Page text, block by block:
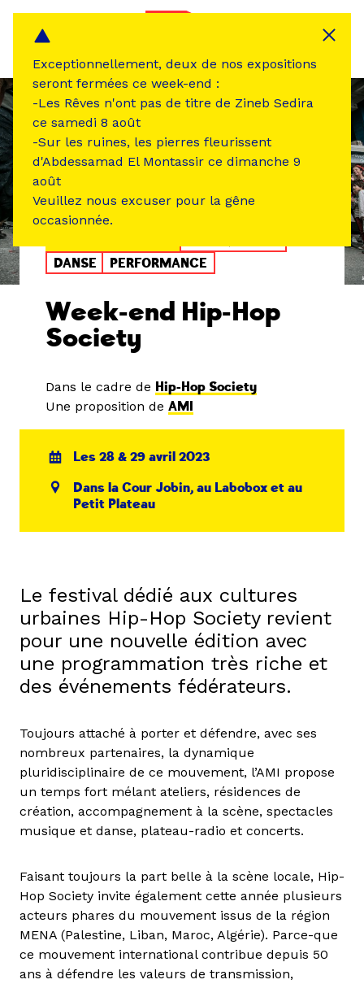
DANSE
PERFORMANCE
Week-end Hip-Hop
Society
Dans le cadre de Hip-Hop Society
Une proposition de AMI
Les 28 & 29 avril 2023
Dans la Cour Jobin, au Labobox et au
Petit Plateau
Le festival dédié aux cultures
urbaines Hip-Hop Society revient
pour une nouvelle édition avec
une programmation très riche et
des événements fédérateurs.
Toujours attaché à porter et défendre, avec ses
nombreux partenaires, la dynamique
pluridisciplinaire de ce mouvement, l’AMI propose
un temps fort mélant ateliers, résidences de
création, accompagnement à la scène, spectacles
musique et danse, plateau-radio et concerts.
Faisant toujours la part belle à la scène locale, Hip-
Hop Society invite également cette année plusieurs
acteurs phares du mouvement issus de la région
MENA (Palestine, Liban, Maroc, Algérie). Parce-que
ce mouvement international contribue depuis 50
ans à défendre les valeurs de transmission,
Exceptionnellement, deux de nos expositions
seront fermées ce week-end :
-Les Rêves n'ont pas de titre de Zineb Sedira
ce samedi 8 août
-Sur les ruines, les pierres fleurissent
d'Abdessamad El Montassir ce dimanche 9
août
Veuillez nous excuser pour la gêne
occasionnée.
Panneau de gestion des cookies